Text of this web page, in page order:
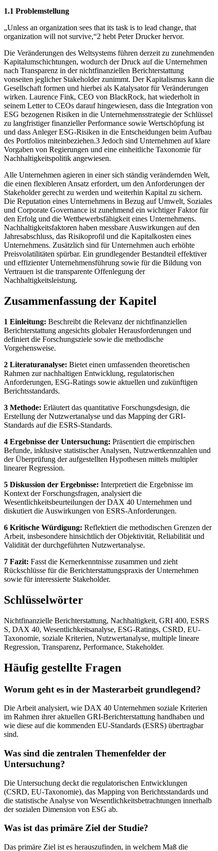
„Unless an organization sees that its task is to lead change, that
Die Veränderungen des Weltsystems führen derzeit zu zunehmenden
Kapitalumschichtungen, wodurch der Druck auf die Unternehmen
nach Transparenz in der nichtfinanziellen Berichterstattung
vonseiten jeglicher Stakeholder zunimmt. Der Kapitalismus kann die
Gesellschaft formen und hierbei als Katalysator für Veränderungen
wirken. Laurence Fink, CEO von BlackRock, hat wiederholt in
seinem Letter to CEOs darauf hingewiesen, dass die Integration von
ESG bezogenen Risiken in die Unternehmensstrategie der Schlüssel
zu langfristiger finanzieller Performance sowie Wertschöpfung ist
und dass Anleger ESG-Risiken in die Entscheidungen beim Aufbau
des Portfolios miteinbeziehen.3 Jedoch sind Unternehmen auf klare
Vorgaben von Regierungen und eine einheitliche Taxonomie für
Alle Unternehmen agieren in einer sich ständig verändernden Welt,
die einen flexibleren Ansatz erfordert, um den Anforderungen der
Stakeholder gerecht zu werden und weiterhin Kapital zu sichern.
Die Reputation eines Unternehmens in Bezug auf Umwelt, Soziales
und Corporate Governance ist zunehmend ein wichtiger Faktor für
den Erfolg und die Wettbewerbsfähigkeit eines Unternehmens.
Nachhaltigkeitsfaktoren haben messbare Auswirkungen auf den
Jahresabschluss, das Risikoprofil und die Kapitalkosten eines
Unternehmens. Zusätzlich sind für Unternehmen auch erhöhte
Preisvolatilitäten spürbar. Ein grundlegender Bestandteil effektiver
und effizienter Unternehmensführung sowie für die Bildung von
Vertrauen ist die transparente Offenlegung der
Zusammenfassung der Kapitel
1 Einleitung:Beschreibt die Relevanz der nichtfinanziellen
Berichterstattung angesichts globaler Herausforderungen und
definiert die Forschungsziele sowie die methodische
2 Literaturanalyse:Bietet einen umfassenden theoretischen
Rahmen zur nachhaltigen Entwicklung, regulatorischen
Anforderungen, ESG-Ratings sowie aktuellen und zukünftigen
3 Methode:Erläutert das quantitative Forschungsdesign, die
Erstellung der Nutzwertanalyse und das Mapping der GRI-
4 Ergebnisse der Untersuchung:Präsentiert die empirischen
Befunde, inklusive statistischer Analysen, Nutzwertkennzahlen und
der Überprüfung der aufgestellten Hypothesen mittels multipler
5 Diskussion der Ergebnisse: Interpretiert die Ergebnisse im
Kontext der Forschungsfragen, analysiert die
Wesentlichkeitsbeurteilungen der DAX 40 Unternehmen und
6 Kritische Würdigung:Reflektiert die methodischen Grenzen der
Arbeit, insbesondere hinsichtlich der Objektivität, Reliabilität und
7 Fazit:Fasst die Kernerkenntnisse zusammen und zieht
Rückschlüsse für die Berichterstattungspraxis der Unternehmen
Nichtfinanzielle Berichterstattung, Nachhaltigkeit, GRI 400, ESRS
S, DAX 40, Wesentlichkeitsanalyse, ESG-Ratings, CSRD, EU-
Taxonomie, soziale Kriterien, Nutzwertanalyse, multiple lineare
Häufig gestellte Fragen
Worum geht es in der Masterarbeit grundlegend?
Die Arbeit analysiert, wie DAX 40 Unternehmen soziale Kriterien
im Rahmen ihrer aktuellen GRI-Berichterstattung handhaben und
wie diese auf die kommenden EU-Standards (ESRS) übertragbar
Was sind die zentralen Themenfelder der
Die Untersuchung deckt die regulatorischen Entwicklungen
(CSRD, EU-Taxonomie), das Mapping von Berichtsstandards und
die statistische Analyse von Wesentlichkeitsbetrachtungen innerhalb